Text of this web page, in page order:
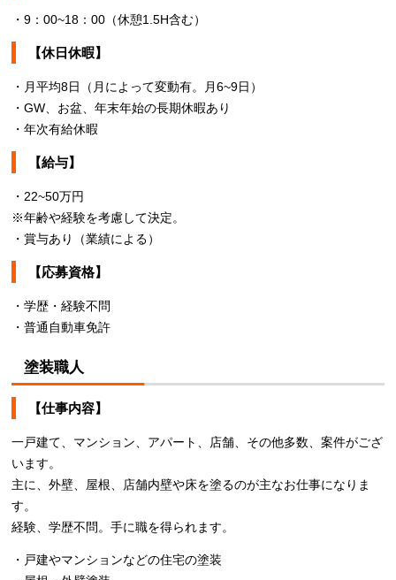
・9：00~18：00（休憩1.5H含む）
【休日休暇】
・月平均8日（月によって変動有。月6~9日）
・GW、お盆、年末年始の長期休暇あり
・年次有給休暇
【給与】
・22~50万円
※年齢や経験を考慮して決定。
・賞与あり（業績による）
【応募資格】
・学歴・経験不問
・普通自動車免許
塗装職人
【仕事内容】
一戸建て、マンション、アパート、店舗、その他多数、案件がござ
います。
主に、外壁、屋根、店舗内壁や床を塗るのが主なお仕事になりま
す。
経験、学歴不問。手に職を得られます。
・戸建やマンションなどの住宅の塗装